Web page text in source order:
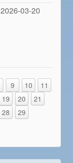
2026-03-20
9 10
11
19 20
21
28 29